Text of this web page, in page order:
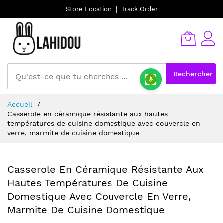
Store Location Track Order
Rechercher
au
contenu
Accueil
Casserole en céramique résistante aux hautes
températures de cuisine domestique avec couvercle en
verre, marmite de cuisine domestique
Casserole En Céramique Résistante Aux
Hautes Températures De Cuisine
Domestique Avec Couvercle En Verre,
Marmite De Cuisine Domestique